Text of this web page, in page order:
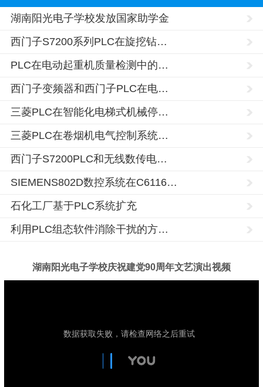
湖南阳光电子学校发放国家助学金
西门子S7200系列PLC在旋挖钻…
PLC在电动起重机质量检测中的…
西门子变频器和西门子PLC在电…
三菱PLC在智能化电梯式机械停…
三菱PLC在卷烟机电气控制系统…
西门子S7200PLC和无线数传电…
SIEMENS802D数控系统在C6116…
石化工厂基于PLC系统扩充
利用PLC组态软件消除干扰的方…
湖南阳光电子学校庆祝建党90周年文艺演出视频